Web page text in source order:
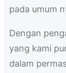
pada umum
Dengan
yang kami
dalam